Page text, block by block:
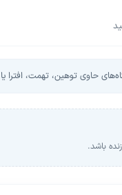
حاوی توهین، تهمت، افترا
باشد.